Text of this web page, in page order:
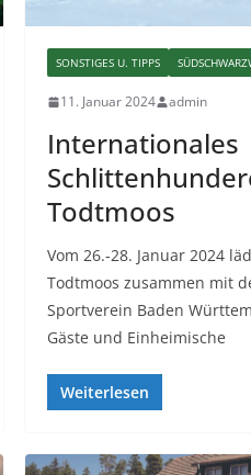
SONSTIGES U. TIPPS
11. Januar 2024 admin
Internationales
Todtmoos
Vom 26.-28. Januar 2024
Todtmoos zusammen mit
Sportverein Baden
Gäste und Einheimische
Weiterlesen